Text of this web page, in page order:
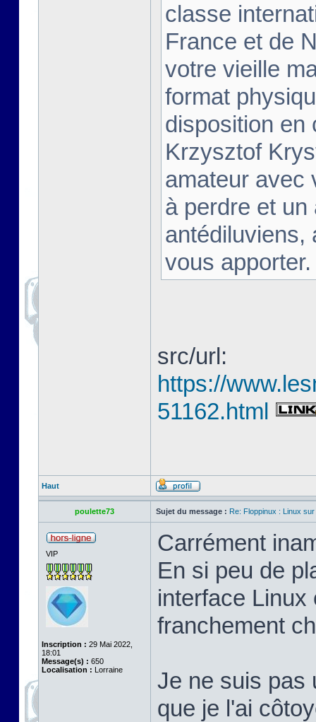
classe
France et de
votre vieille
format
disposition en
Krzysztof
amateur avec
à perdre et
antédiluviens,
vous
src/url:
https://
51162.html
Haut
poulette73 Sujet du message : Re: Floppinux : Linux
VIP
Inscription : 29 Mai 2022,
18:01
Message(s) : 650
Localisation : Lorraine
Carrément
En si peu de
interface Linux
franchement
Je ne suis pas
que je l'ai